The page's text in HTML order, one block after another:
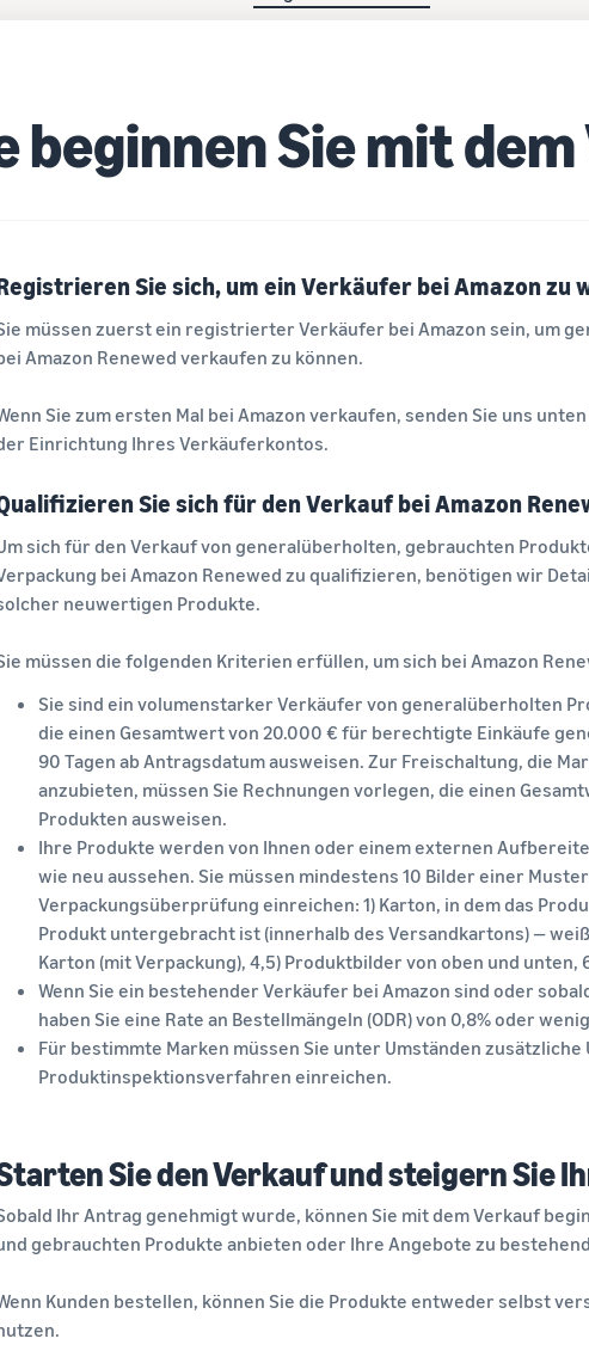
beginnen Sie mit
Sie sich, um ein Verkäufer bei Amazon zu
müssen zuerst ein registrierter Verkäufer bei Amazon sein, um
Amazon Renewed verkaufen zu können.
Sie zum ersten Mal bei Amazon verkaufen, senden Sie uns
Einrichtung Ihres Verkäuferkontos.
Sie sich für den Verkauf bei Amazon
sich für den Verkauf von generalüberholten, gebrauchten
bei Amazon Renewed zu qualifizieren, benötigen wir
neuwertigen Produkte.
müssen die folgenden Kriterien erfüllen, um sich bei Amazon
Sie sind ein volumenstarker Verkäufer von generalüberholten
die einen Gesamtwert von 20.000 € für berechtigte Einkäufe
90 Tagen ab Antragsdatum ausweisen. Zur Freischaltung, die
anzubieten, müssen Sie Rechnungen vorlegen, die einen
Produkten ausweisen.
Ihre Produkte werden von Ihnen oder einem externen
wie neu aussehen. Sie müssen mindestens 10 Bilder einer
Verpackungsüberprüfung einreichen: 1) Karton, in dem das
Produkt untergebracht ist (innerhalb des Versandkartons) —
Karton (mit Verpackung), 4,5) Produktbilder von oben und unten,
Wenn Sie ein bestehender Verkäufer bei Amazon sind oder
haben Sie eine Rate an Bestellmängeln (ODR) von 0,8% oder
Für bestimmte Marken müssen Sie unter Umständen
Produktinspektionsverfahren einreichen.
Sie den Verkauf und steigern Sie
Ihr Antrag genehmigt wurde, können Sie mit dem Verkauf
gebrauchten Produkte anbieten oder Ihre Angebote zu
Kunden bestellen, können Sie die Produkte entweder selbst